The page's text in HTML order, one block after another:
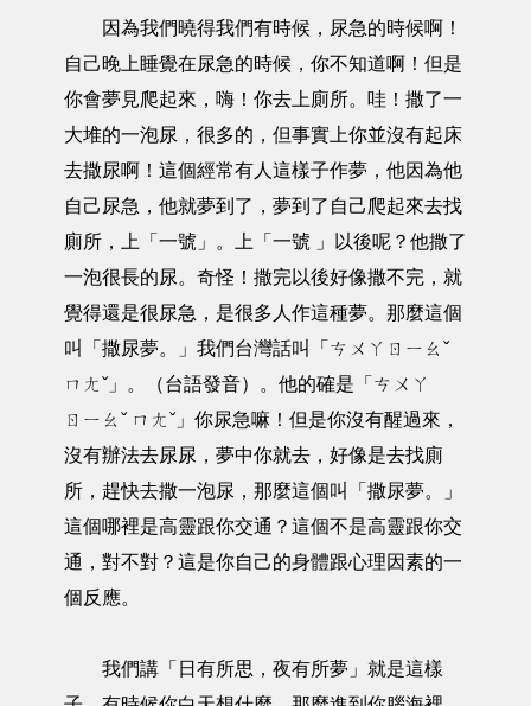
因為我們曉得我們有時候，尿急的時候啊！
自己晚上睡覺在尿急的時候，你不知道啊！但是
你會夢見爬起來，嗨！你去上廁所。哇！撒了一
大堆的一泡尿，很多的，但事實上你並沒有起床
去撒尿啊！這個經常有人這樣子作夢，他因為他
自己尿急，他就夢到了，夢到了自己爬起來去找
廁所，上「一號」。上「一號 」以後呢？他撒了
一泡很長的尿。奇怪！撒完以後好像撒不完，就
覺得還是很尿急，是很多人作這種夢。那麼這個
叫「撒尿夢。」我們台灣話叫「ㄘㄨㄚㄖㄧㄠˇ
ㄇㄤˇ」。（台語發音）。他的確是「ㄘㄨㄚ
ㄖㄧㄠˇ ㄇㄤˇ」你尿急嘛！但是你沒有醒過來，
沒有辦法去尿尿，夢中你就去，好像是去找廁
所，趕快去撒一泡尿，那麼這個叫「撒尿夢。」
這個哪裡是高靈跟你交通？這個不是高靈跟你交
通，對不對？這是你自己的身體跟心理因素的一
個反應。
我們講「日有所思，夜有所夢」就是這樣